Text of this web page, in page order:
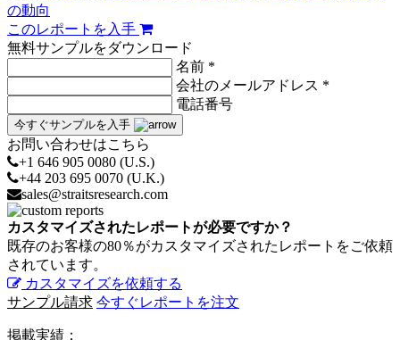
の動向
このレポートを入手
無料サンプルをダウンロード
名前 *
会社のメールアドレス *
電話番号
今すぐサンプルを入手
お問い合わせはこちら
+1 646 905 0080 (U.S.)
+44 203 695 0070 (U.K.)
sales@straitsresearch.com
カスタマイズされたレポートが必要ですか？
既存のお客様の80％がカスタマイズされたレポートをご依頼
されています。
カスタマイズを依頼する
サンプル請求 今すぐレポートを注文
掲載実績：